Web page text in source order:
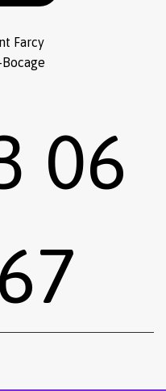
Farcy
06